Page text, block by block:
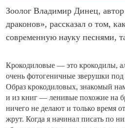
Зоолог Владимир Динец,
драконов», рассказал о том,
современную науку песнями,
Крокодиловые — это крокодилы,
очень фотогеничные зверушки
Образ крокодиловых, знакомый
и из книг — ленивые похожие на
ничего не делают и только время
жрут. Когда я начинал писать по